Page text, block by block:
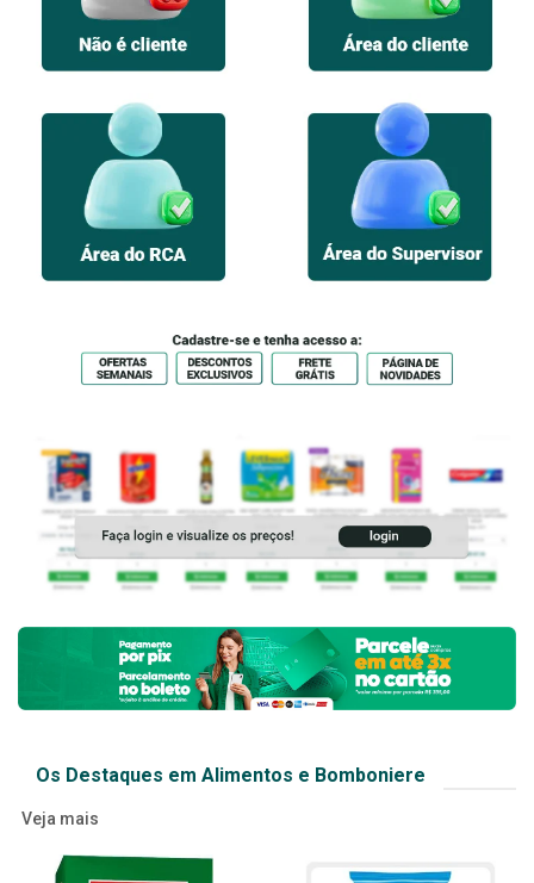
Os Destaques em Alimentos e Bomboniere
Veja mais